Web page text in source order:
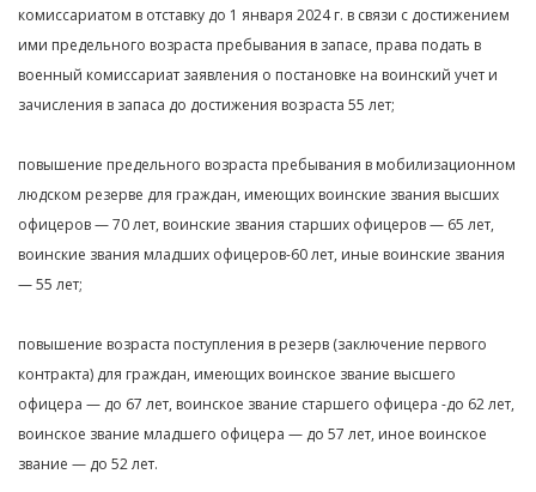
комиссариатом в отставку до 1 января 2024 г. в связи с достижением
ими предельного возраста пребывания в запасе, права подать в
военный комиссариат заявления о постановке на воинский учет и
зачисления в запаса до достижения возраста 55 лет;
повышение предельного возраста пребывания в мобилизационном
людском резерве для граждан, имеющих воинские звания высших
офицеров — 70 лет, воинские звания старших офицеров — 65 лет,
воинские звания младших офицеров-60 лет, иные воинские звания
— 55 лет;
повышение возраста поступления в резерв (заключение первого
контракта) для граждан, имеющих воинское звание высшего
офицера — до 67 лет, воинское звание старшего офицера -до 62 лет,
воинское звание младшего офицера — до 57 лет, иное воинское
звание — до 52 лет.